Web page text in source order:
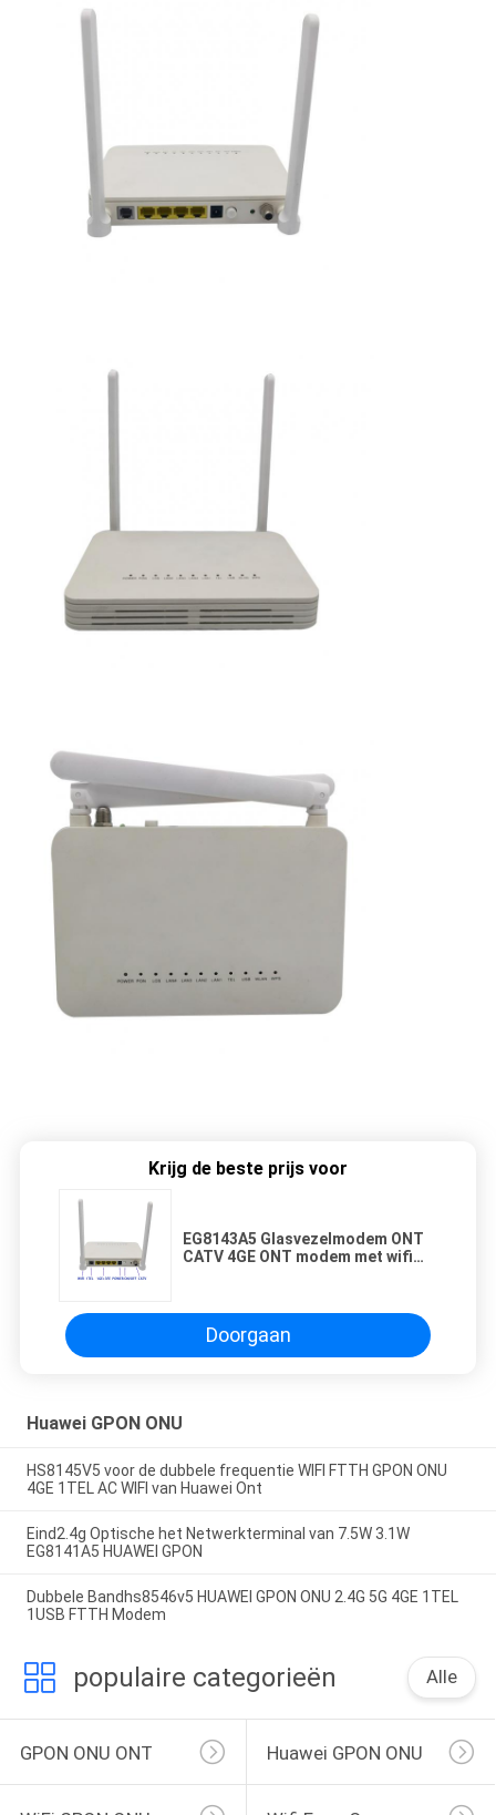
Krijg de beste prijs voor
EG8143A5 Glasvezelmodem ONT
CATV 4GE ONT modem met wifi
Doorgaan
Huawei GPON ONU
HS8145V5 voor de dubbele frequentie WIFI FTTH GPON ONU
4GE 1TEL AC WIFI van Huawei Ont
Eind2.4g Optische het Netwerkterminal van 7.5W 3.1W
EG8141A5 HUAWEI GPON
Dubbele Bandhs8546v5 HUAWEI GPON ONU 2.4G 5G 4GE 1TEL
1USB FTTH Modem
populaire categorieën Alle
GPON ONU ONT Huawei GPON ONU